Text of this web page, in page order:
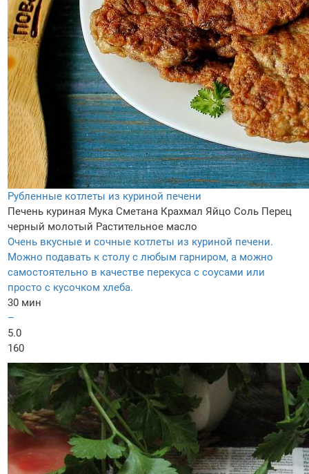
Рубленные котлеты из куриной печени
Печень куриная Мука Сметана Крахмал Яйцо Соль Перец
черный молотый Растительное масло
Очень вкусные и сочные котлеты из куриной печени.
Можно подавать к столу с любым гарниром, а можно
самостоятельно в качестве перекуса с соусами или
просто с кусочком хлеба.
30 мин
–
5.0
160